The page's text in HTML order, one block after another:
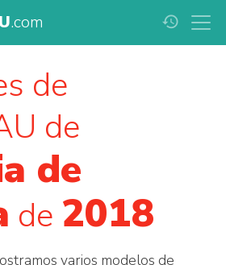
.com history
de
de
de
de 2018
varios modelos de